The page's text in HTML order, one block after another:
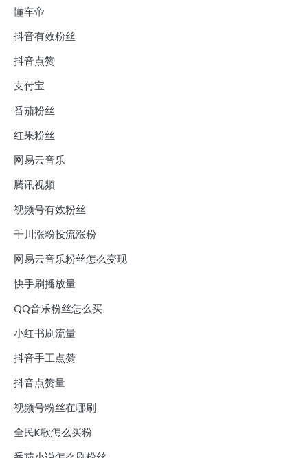
懂车帝
抖音有效粉丝
抖音点赞
支付宝
番茄粉丝
红果粉丝
网易云音乐
腾讯视频
视频号有效粉丝
千川涨粉投流涨粉
网易云音乐粉丝怎么变现
快手刷播放量
QQ音乐粉丝怎么买
小红书刷流量
抖音手工点赞
抖音点赞量
视频号粉丝在哪刷
全民K歌怎么买粉